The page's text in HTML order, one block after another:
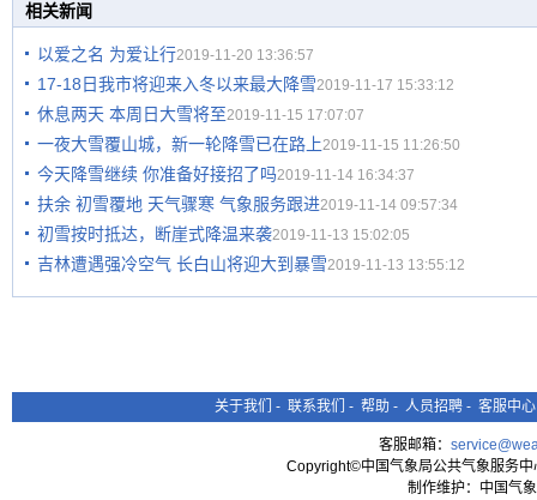
相关新闻
以爱之名 为爱让行2019-11-20 13:36:57
17-18日我市将迎来入冬以来最大降雪2019-11-17 15:33:12
休息两天 本周日大雪将至2019-11-15 17:07:07
一夜大雪覆山城，新一轮降雪已在路上2019-11-15 11:26:50
今天降雪继续 你准备好接招了吗2019-11-14 16:34:37
扶余 初雪覆地 天气骤寒 气象服务跟进2019-11-14 09:57:34
初雪按时抵达，断崖式降温来袭2019-11-13 15:02:05
吉林遭遇强冷空气 长白山将迎大到暴雪2019-11-13 13:55:12
关于我们 - 联系我们 - 帮助 - 人员招聘 - 客服中心
客服邮箱：
Copyright©中国气象局公共气象服务
制作维护：中国气